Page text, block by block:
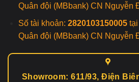
Quân đội (MBbank) CN Nguyễn
Số tài khoản: 2820103150005tại
Quân đội (MBbank) CN Nguyễn
Showroom: 611/93, Điện